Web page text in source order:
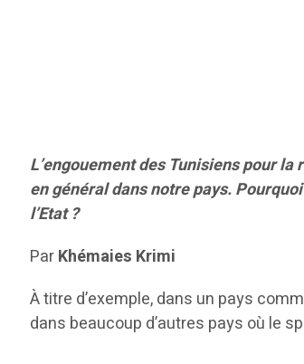
L’engouement des Tunisiens pour la
en général dans notre pays.
l’Etat ?
ParKhémaies Krimi
À titre d’exemple, dans un pays
dans beaucoup d’autres pays où le